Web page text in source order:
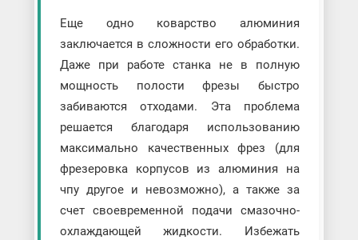
Еще одно коварство алюминия
заключается в сложности его обработки.
Даже при работе станка не в полную
мощность полости фрезы быстро
забиваются отходами. Эта проблема
решается благодаря использованию
максимально качественных фрез (для
фрезеровка корпусов из алюминия на
чпу другое и невозможно), а также за
счет своевременной подачи смазочно-
охлаждающей жидкости. Избежать